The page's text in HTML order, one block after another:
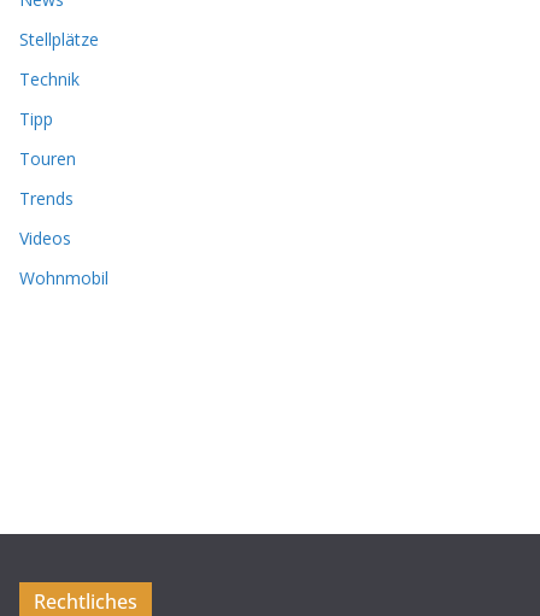
Stellplätze
Technik
Tipp
Touren
Trends
Videos
Wohnmobil
Rechtliches